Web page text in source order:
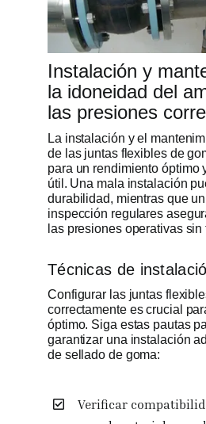
Instalación y
la idoneidad del
las presiones
La instalación y el
de las juntas flexibles de
para un rendimiento óptimo
útil. Una mala instalación
durabilidad, mientras que
inspección regulares
las presiones operativas sin
Técnicas de
Configurar las juntas
correctamente es crucial
óptimo. Siga estas pautas
garantizar una instalación
de sellado de goma:
Verificar